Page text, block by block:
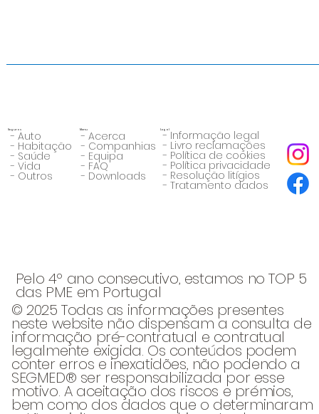
Seguros
- Auto
- Habitação
- Saúde
- Vida
- Outros
© 2025 Todas as informações presentes
neste website não dispensam a consulta de
informação pré-contratual e contratual
legalmente exigida. Os conteúdos podem
conter erros e inexatidões, não podendo a
SEGMED® ser responsabilizada por esse
motivo. A aceitação dos riscos e prémios,
bem como dos dados que o determinaram
Menu
- Acerca
- Companhias
- Equipa
- FAQ
- Downloads
Legal
- Informação legal
- Livro reclamações
- Política de cookies
- Política privacidade
- Resolução litígios
- Tratamento dados
Pelo 4º ano consecutivo, estamos no TOP 5
das PME em Portugal